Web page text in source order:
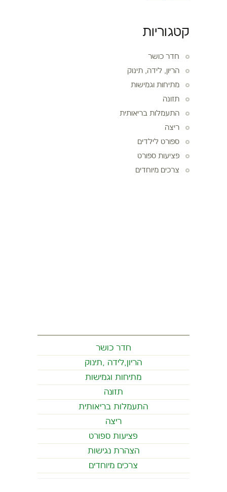
קטגוריות
חדר כושר
הריון, לידה, תינוק
מתיחות וגמישות
תזונה
התעמלות בריאותית
ריצה
ספורט לילדים
פציעות ספורט
צרכים מיוחדים
חדר כושר
הריון,לידה ,תינוק
מתיחות וגמישות
תזונה
התעמלות בריאותית
ריצה
פציעות ספורט
הצהרת נגישות
צרכים מיוחדים